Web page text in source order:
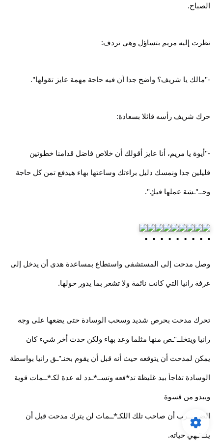
الصباح.
نظرت إليه مريم بتساؤل وهي تردف:
-"مالك يا شريف؟ واضح جدا أن فيه حاجة مهمة عايز تقولها".
حرك شريف رأسه قائلا بسعادة:
-"أيوة يا مريم، أنا عايز أقولك أن خلاص فاضل قدامنا خطوتين
قليلين جدا ونمسك دليل براءتك وساعتها بهاء هيدفع تمن كل حاجة
وحــ"ـشة عملها فيكِ".
وصل مدحت إلى المستشفى واستطاع بمساعدة هدى أن يدخل إلى
غرفة رانيا التي كانت نائمة ولا تشعر بما يدور حولها.
تحرك مدحت بحرص شديد وسحب الوسادة حتى يضعها على وجه
رانيا ويتخلــ"ـص منها مثلما وعد بهاء ولكن حدث أخر شيء كان
يمكن لمدحت أن يتوقعه حيث أنه قبل أن يقوم بخنـ"ـق رانيا بواسطة
الوسادة تفاجأ بيد غليظة تد*فعه وتســ*ـدد له عدة لكـ*ــمات قوية
ويبدو من قسوة
الضـ...ــرب أن صاحب تلك اللكـ*ــمات لن يترك مدحت قبل أن
ينــ"ـهي حياته.